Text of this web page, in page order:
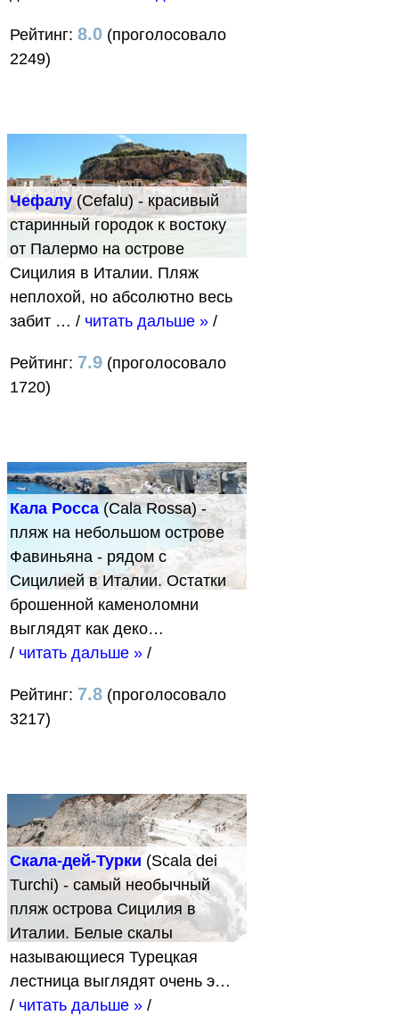
Рейтинг: 8.0 (проголосовало
2249)
Чефалу(Cefalu) - красивый
старинный городок к востоку
от Палермо на острове
Сицилия в Италии. Пляж
неплохой, но абсолютно весь
забит … / читать дальше » /
Рейтинг: 7.9 (проголосовало
1720)
Кала Росса(Cala Rossa) -
пляж на небольшом острове
Фавиньяна - рядом с
Сицилией в Италии. Остатки
брошенной каменоломни
выглядят как деко…
/ читать дальше » /
Рейтинг: 7.8 (проголосовало
3217)
Скала-дей-Турки(Scala dei
Turchi) - самый необычный
пляж острова Сицилия в
Италии. Белые скалы
называющиеся Турецкая
лестница выглядят очень э…
/ читать дальше » /